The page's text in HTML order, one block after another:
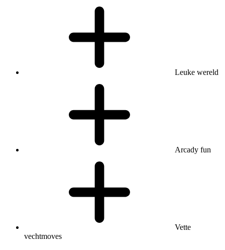
Leuke wereld
Arcady fun
Vette
vechtmoves